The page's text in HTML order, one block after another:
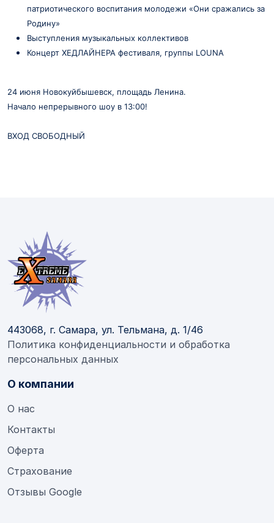
патриотического воспитания молодежи «Они сражались за
Родину»
Выступления музыкальных коллективов
Концерт ХЕДЛАЙНЕРА фестиваля, группы LOUNA
24 июня Новокуйбышевск, площадь Ленина.
Начало непрерывного шоу в 13:00!
ВХОД СВОБОДНЫЙ
443068, г. Самара, ул. Тельмана, д. 1/46
Политика конфиденциальности и обработка
персональных данных
О компании
О нас
Контакты
Оферта
Страхование
Отзывы Google